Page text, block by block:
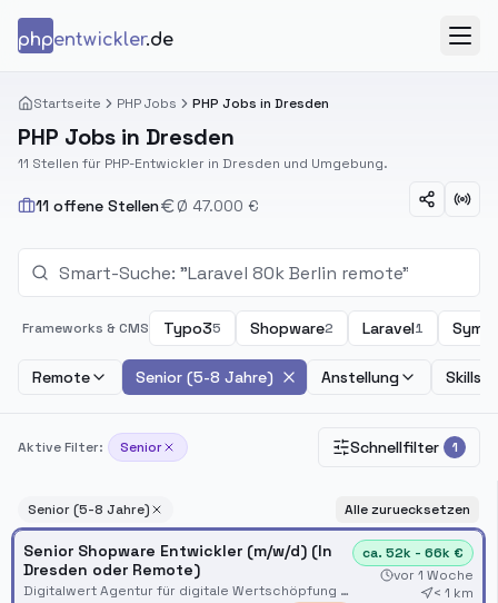
phpentwickler.de
Startseite PHP Jobs PHP Jobs in Dresden
PHP Jobs in Dresden
11 Stellen für PHP-Entwickler in Dresden und Umgebung.
11 offene Stellen Ø 47.000 €
Frameworks & CMS Typo35 Shopware2 Laravel1
Remote Senior (5-8 Jahre) Anstellung Skills
Aktive Filter: Senior Schnellfilter 1
Senior (5-8 Jahre) Alle zuruecksetzen
Senior Shopware Entwickler (m/w/d) (In
Dresden oder Remote)
Digitalwert Agentur für digitale Wertschöpfung GmbH von ITsax.de
ca. 52k - 66k €
vor 1 Woche
< 1 km